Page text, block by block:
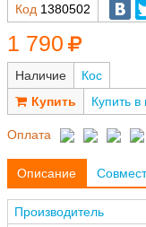
Код 1380502
1 790
Наличие
Кос
Купить в
Оплата
Описание
Производитель